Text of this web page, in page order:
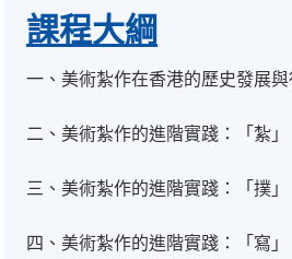
課程大綱
一、美術紮作在香港的歷史發展
二、美術紮作的進階實踐：「紮」
三、美術紮作的進階實踐：「撲」
四、美術紮作的進階實踐：「寫」